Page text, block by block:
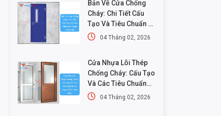
Bản Vẽ Cửa Chống
Cháy: Chi Tiết Cấu
Tạo Và Tiêu Chuẩn Kỹ
Thuật Mới Nhất
04 Tháng 02, 2026
Cửa Nhựa Lõi Thép
Chống Cháy: Cấu Tạo
Và Các Tiêu Chuẩn
An Toàn PCCC Mới
04 Tháng 02, 2026